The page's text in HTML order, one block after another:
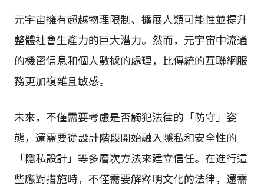
元宇宙擁有超越物理限制、擴展人類可能性並提升
整體社會生產力的巨大潛力。然而，元宇宙中流通
的機密信息和個人數據的處理，比傳統的互聯網服
務更加複雜且敏感。
未來，不僅需要考慮是否觸犯法律的「防守」姿
態，還需要從設計階段開始融入隱私和安全性的
「隱私設計」等多層次方法來建立信任。在進行這
些應對措施時，不僅需要解釋明文化的法律，還需